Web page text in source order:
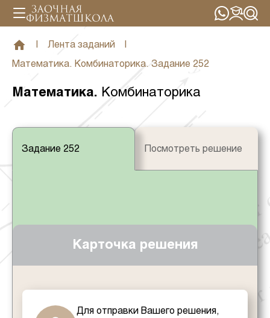
Лента заданий
Математика. Комбинаторика. Задание 252
Математика. Комбинаторика
Задание 252 Посмотреть решение
Карточка решения
Для отправки Вашего решения,